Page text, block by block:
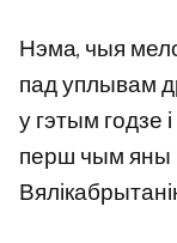
Нэма, чыя
пад уплывам
у гэтым годзе
перш чым яны